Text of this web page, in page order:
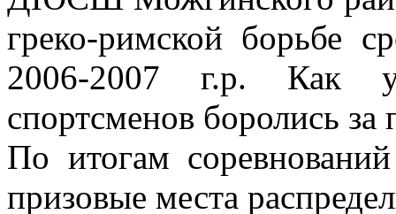
греко-римской борьбе
2006-2007 г.р. Как
спортсменов боролись
По итогам
призовые места